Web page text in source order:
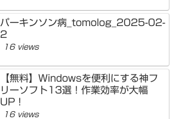
パーキンソン病_tomolog_2025-02-
2
16 views
【無料】Windowsを便利にする神フ
リーソフト13選！作業効率が大幅
UP！
16 views